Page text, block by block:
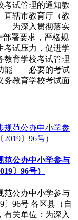
考试管理的通知教
直辖市教育厅（教
为深入贯彻落实
部署要求，严格规
考试压力，促进学
教育学校考试管理
能 必要的考试
务教育学校考试面
范公办中小学参与
〕96号）
范公办中小学参与
〕96号 各区县（自
有关单位：为深入